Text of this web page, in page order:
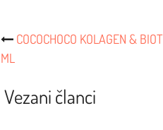
PostCOCOCHOCO KOLAGEN &
ML
Vezani članci